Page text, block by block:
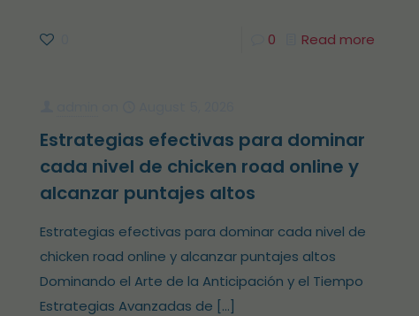
0 Read more
Estrategias efectivas para dominar
cada nivel de chicken road online y
alcanzar puntajes altos
Estrategias efectivas para dominar cada nivel de
chicken road online y alcanzar puntajes altos
Dominando el Arte de la Anticipación y el Tiempo
Estrategias Avanzadas de […]